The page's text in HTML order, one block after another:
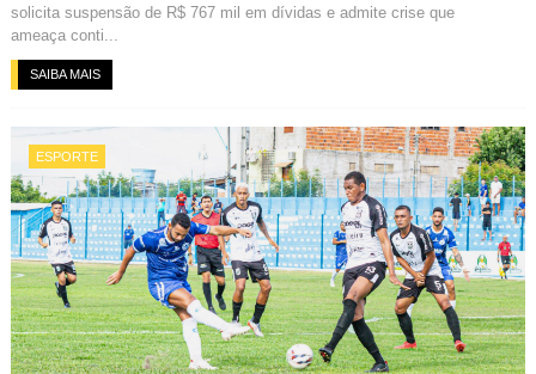
solicita suspensão de R$ 767 mil em dívidas e admite crise que
ameaça conti...
SAIBA MAIS
ESPORTE